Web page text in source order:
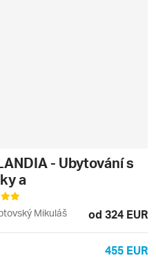
- Ubytování s
a
Mikuláš od 324 EUR
455 EUR